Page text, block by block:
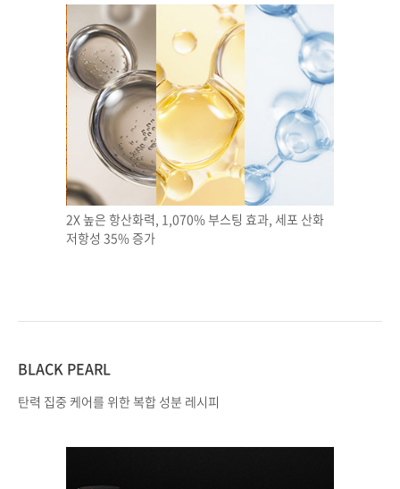
2X 높은 항산화력, 1,070% 부스팅 효과,​ 세포 산화
저항성 35% 증가​​
BLACK PEARL​
탄력 집중 케어를 위한 복합 성분 레시피​